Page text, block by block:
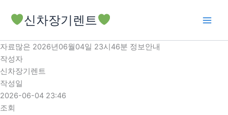
로
건
너
뛰
기
신차장기렌트
자료많은 2026년06월04일 23시46분 정보안내
작성자
신차장기렌트
작성일
2026-06-04 23:46
조회